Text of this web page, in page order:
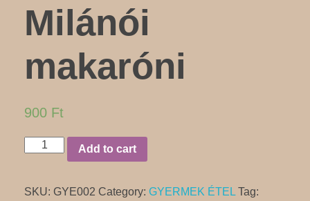
AJÁNLATUNK
Milánói
makaróni
900 Ft
Milánói
makaróni
Add to cart
SKU: GYE002 Category: GYERMEK ÉTEL Tag: